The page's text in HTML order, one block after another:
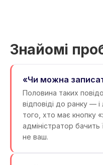
Знайомі
«Чи можна
Половина таких
відповіді до ранку —
того, хто має кнопку
адміністратор
не ваш.